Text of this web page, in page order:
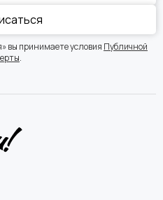
вы принимаете условия Публичной
.